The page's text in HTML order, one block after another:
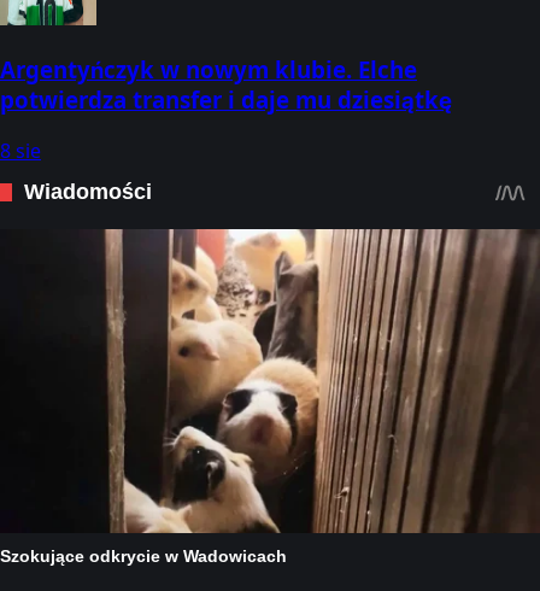
Argentyńczyk w nowym klubie. Elche
potwierdza transfer i daje mu dziesiątkę
8 sie